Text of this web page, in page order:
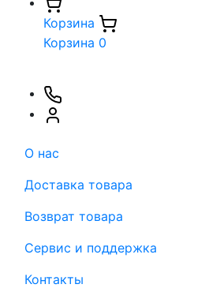
Корзина
Корзина 0
О нас
Доставка товара
Возврат товара
Сервис и поддержка
Контакты